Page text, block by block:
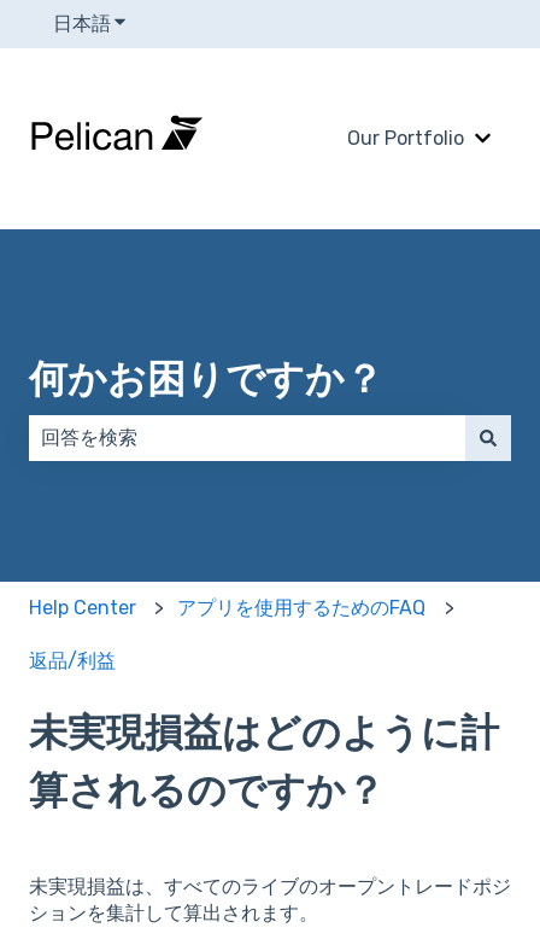
日本語翻訳のサブメニューを表示
Our Portfolio
Our
何かお困りですか？
Help Center アプリを使用するためのFAQ
返品/利益
未実現損益はどのように計
算されるのですか？
未実現損益は、すべてのライブのオープントレードポジ
ションを集計して算出されます。